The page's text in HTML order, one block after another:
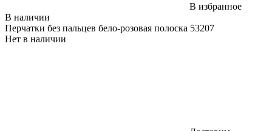
В избранное
В наличии
Перчатки без пальцев бело-розовая полоска 53207
Нет в наличии